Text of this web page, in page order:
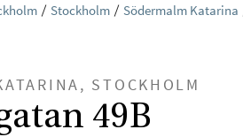
Stockholm Södermalm Katarina
STOCKHOLM
49B